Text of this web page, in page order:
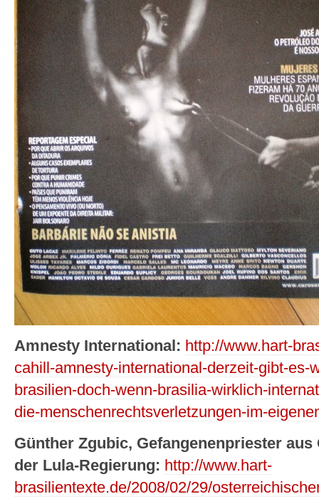
Amnesty International: http://www.hart-
cahill-amnesty-international-derzeit-gibt-es-
brasilien-doch-wenn-brasilia-wirklich-
die-menschenrechtsverletzungen-im-
Günther Zgubic, Gefangenenpriester
der Lula-Regierung: http://www.hart-
brasilientexte.de/2008/02/29/